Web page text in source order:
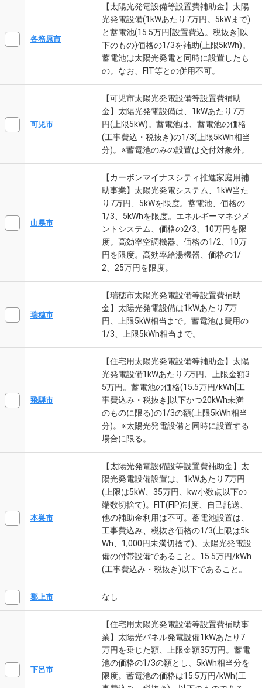
各務原市
【太陽光発電設備等設置費補助金】太陽
光発電設備(1kWあたり7万円。5kWまで)
と蓄電池(15.5万円[設置費込。税抜き]以
下のもの)価格の1/3を補助(上限5kWh)。
蓄電池は太陽光発電と同時に設置したも
の。なお、FIT等との併用不可。
可児市
【可児市太陽光発電設備等設置費補助
金】太陽光発電設備は、1kWあたり7万
円(上限5kW)。蓄電池は、蓄電池の価格
(工事費込・税抜き)の1/3(上限5kWh相当
分)。※蓄電池のみの設置は交付対象外。
山県市
【カーボンマイナスシティ推進家庭用補
助事業】太陽光発電システム、1kW当た
り7万円、5kWを限度。蓄電池、価格の
1/3、5kWhを限度。エネルギーマネジメ
ントシステム、価格の2/3、10万円を限
度。高効率空調機器、価格の1/2、10万
円を限度。高効率給湯機器、価格の1/
2、25万円を限度。
瑞穂市
【瑞穂市太陽光発電設備等設置費補助
金】太陽光発電設備は1kWあたり7万
円、上限5kW相当まで。蓄電池は費用の
1/3、上限5kWh相当まで。
飛騨市
【住宅用太陽光発電設備等補助金】太陽
光発電設備1kWあたり7万円、上限金額3
5万円。蓄電池の価格(15.5万円/kWh[工
事費込み・税抜き]以下かつ20kWh未満
のものに限る)の1/3の額(上限5kWh相当
分)。※太陽光発電設備と同時に設置する
場合に限る。
本巣市
【太陽光発電設備設等設置費補助金】太
陽光発電設備設置は、1kWあたり7万円
(上限は5kW、35万円、kw小数点以下の
端数切捨て)。FIT(FIP)制度、自己託送、
他の補助金利用は不可。蓄電池設置は、
工事費込み、税抜き価格の1/3(上限は5k
Wh、1,000円未満切捨て)。太陽光発電設
備の付帯設備であること。15.5万円/kWh
(工事費込み・税抜き)以下であること。
郡上市 なし
下呂市
【住宅用太陽光発電設備等設置費補助事
業】太陽光パネル発電設備1kWあたり7
万円を乗じた額、上限金額35万円。蓄電
池の価格の1/3の額とし、5kWh相当分を
限度。蓄電池の価格は15.5万円/kWh(工